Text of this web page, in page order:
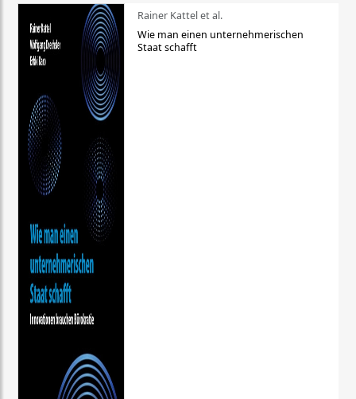
Rainer Kattel et al.
Wie man einen unternehmerischen
Staat schafft